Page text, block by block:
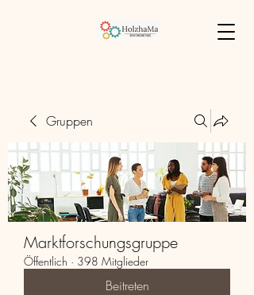
Gruppen
Marktforschungsgruppe
Öffentlich · 398 Mitglieder
Beitreten